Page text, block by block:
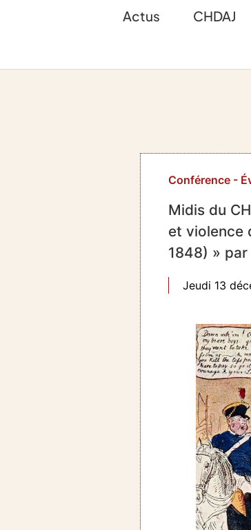
Actus CHDAJ
Conférence -
Midis du
et violence
1848) » par
Jeudi 13